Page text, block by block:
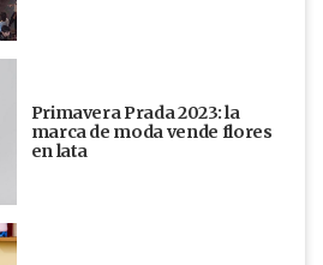
Primavera Prada 2023: la
marca de moda vende flores
en lata